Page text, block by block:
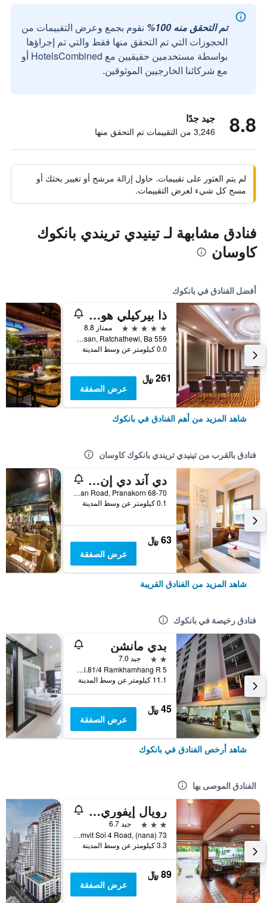
تم التحقق منه 100%
نقوم بجمع وعرض التقييمات من
الحجوزات التي تم التحقق منها فقط والتي تم إجراؤها
بواسطة مستخدمين حقيقيين مع HotelsCombined أو
مع شركائنا الخارجيين الموثوقين.
8.8 جيد جدًا
3,246 من التقييمات تم التحقق منها
لم يتم العثور على تقييمات. حاول إزالة مرشح أو تغيير بحثك أو
مسح كل شيء لعرض التقييمات.
فنادق مشابهة لـ تينيدي تريندي بانكوك
كاوسان
أفضل الفنادق في بانكوك
ذا بيركيلي هوتل براتونام
5 نجوم
ممتاز 8.8
559 Ratcharaprarop Rd., Makkasan, Ratchathewi, Ba, بانكوك, تايلاند
0.0 كيلومتر عن وسط المدينة
261 ﷼
عرض الصفقة
شاهد المزيد من أهم الفنادق في بانكوك
فنادق بالقرب من تينيدي تريندي بانكوك كاوسان
دي آند دي إن كاوسان
68-70 Khaosan Road, Pranakorn, بانكوك, تايلاند
0.1 كيلومتر عن وسط المدينة
63 ﷼
عرض الصفقة
شاهد المزيد من الفنادق القريبة
فنادق رخيصة في بانكوك
بدي مانشن
2 نجمتين
جيد 7.0
5 Soi.81/4 Ramkhamhang R., بانكوك, تايلاند
11.1 كيلومتر عن وسط المدينة
45 ﷼
عرض الصفقة
شاهد أرخص الفنادق في بانكوك
الفنادق الموصى بها
رويال إيفوري سوكومفيت نانا
3 نجوم
جيد 6.7
73 Sukhumvit Soi 4 Road, (nana), بانكوك, تايلاند
3.3 كيلومتر عن وسط المدينة
89 ﷼
عرض الصفقة